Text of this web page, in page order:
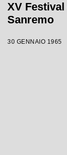
XV
Sanremo
30 GENNAIO 1965